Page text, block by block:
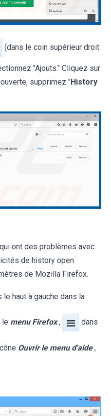
(dans le coin supérieur droit
"Ajouts." Cliquez sur
supprimez "History
ont des problèmes avec
de history open
de Mozilla Firefox.
haut à gauche dans la
le menu Firefox , dans
Ouvrir le menu d'aide ,